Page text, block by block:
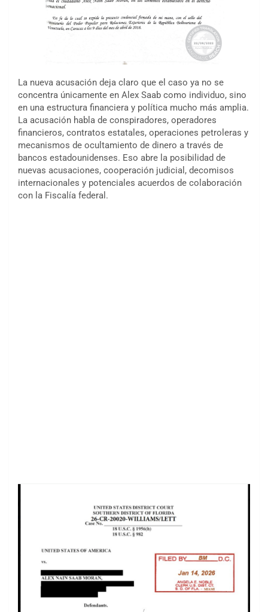
La nueva acusación deja claro que el caso ya no se
concentra únicamente en Alex Saab como individuo, sino
en una estructura financiera y política mucho más amplia.
La acusación habla de conspiradores, operadores
financieros, contratos estatales, operaciones petroleras y
mecanismos de ocultamiento de dinero a través de
bancos estadounidenses. Eso abre la posibilidad de
nuevas acusaciones, cooperación judicial, decomisos
internacionales y potenciales acuerdos de colaboración
con la Fiscalía federal.